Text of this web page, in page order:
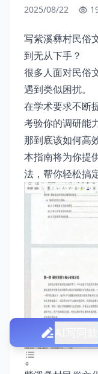
2025/08/22
写紫溪彝村民俗
到无从下手？
很多人面对民俗
遇到类似困扰。
在学术要求不断
考验你的调研能
那到底该如何高
本指南将为你提
法，帮你轻松搞